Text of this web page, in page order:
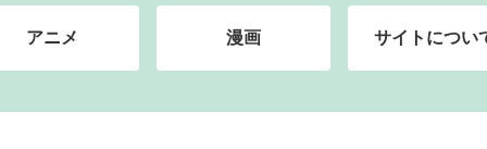
アニメ 漫画 サイトについ